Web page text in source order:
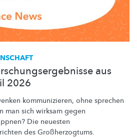
aus
2026
kommunizieren, ohne sprechen
man sich wirksam gegen
Die neuesten
des Großherzogtums.